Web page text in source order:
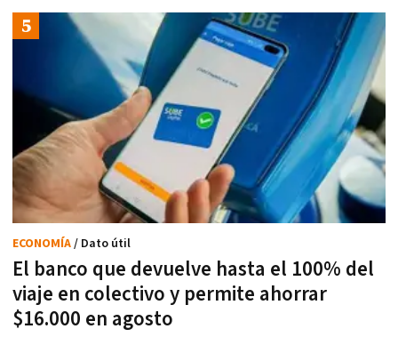
El banco que devuelve hasta el 100% del
viaje en colectivo y permite ahorrar
$16.000 en agosto
ECONOMÍA/ Dato útil